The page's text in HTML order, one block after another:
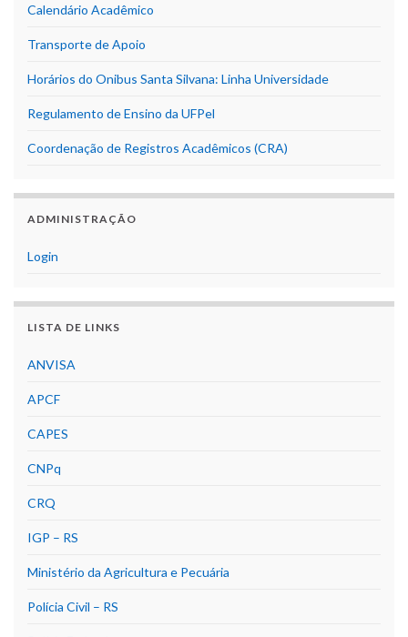
Calendário Acadêmico
Transporte de Apoio
Horários do Onibus Santa Silvana: Linha Universidade
Regulamento de Ensino da UFPel
Coordenação de Registros Acadêmicos (CRA)
ADMINISTRAÇÃO
Login
LISTA DE LINKS
ANVISA
APCF
CAPES
CNPq
CRQ
IGP – RS
Ministério da Agricultura e Pecuária
Polícia Civil – RS